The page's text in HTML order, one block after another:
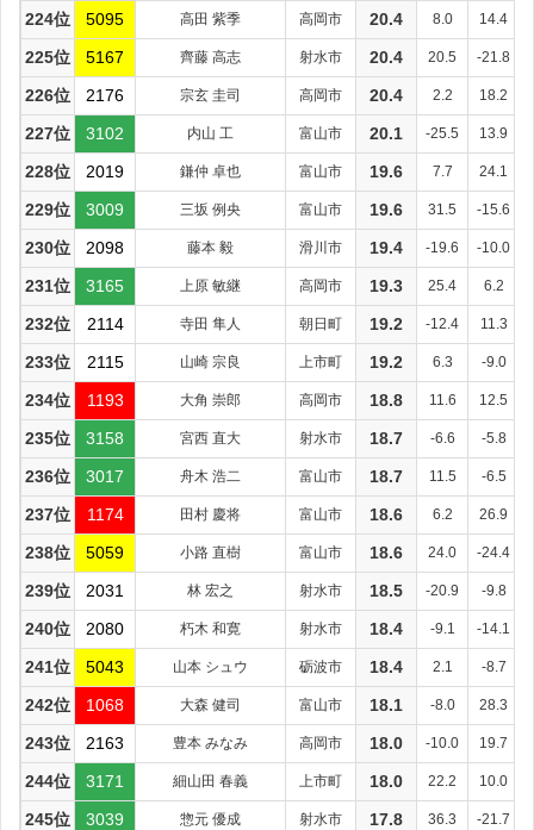
224位 5095 高田 紫季 高岡市 20.4 8.0 14.4
225位 5167 齊藤 高志 射水市 20.4 20.5 -21.8
226位 2176 宗玄 圭司 高岡市 20.4 2.2 18.2
227位 3102 内山 工 富山市 20.1 -25.5 13.9
228位 2019 鎌仲 卓也 富山市 19.6 7.7 24.1
229位 3009 三坂 例央 富山市 19.6 31.5 -15.6
230位 2098 藤本 毅 滑川市 19.4 -19.6 -10.0
231位 3165 上原 敏継 高岡市 19.3 25.4 6.2
232位 2114 寺田 隼人 朝日町 19.2 -12.4 11.3
233位 2115 山崎 宗良 上市町 19.2 6.3 -9.0
234位 1193 大角 崇郎 高岡市 18.8 11.6 12.5
235位 3158 宮西 直大 射水市 18.7 -6.6 -5.8
236位 3017 舟木 浩二 富山市 18.7 11.5 -6.5
237位 1174 田村 慶将 富山市 18.6 6.2 26.9
238位 5059 小路 直樹 富山市 18.6 24.0 -24.4
239位 2031 林 宏之 射水市 18.5 -20.9 -9.8
240位 2080 朽木 和寛 射水市 18.4 -9.1 -14.1
241位 5043 山本 シュウ 砺波市 18.4 2.1 -8.7
242位 1068 大森 健司 富山市 18.1 -8.0 28.3
243位 2163 豊本 みなみ 高岡市 18.0 -10.0 19.7
244位 3171 細山田 春義 上市町 18.0 22.2 10.0
245位 3039 惣元 優成 射水市 17.8 36.3 -21.7